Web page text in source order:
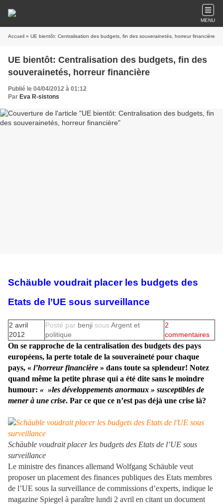
MENU
Accueil » UE bientôt: Centralisation des budgets, fin des souverainetés, horreur financière
UE bientôt: Centralisation des budgets, fin des
souverainetés, horreur financière
Publié le 04/04/2012 à 01:12
Par Eva R-sistons
Schäuble voudrait placer les budgets des
Etats de l’UE sous surveillance
2 avril
2012
Posté par benji sousArgent et
politique
2
commentaires
On se rapproche de la centralisation des budgets des pays
européens, la perte totale de la souveraineté pour chaque
pays, « l’horreur financière » dans toute sa splendeur! Notez
quand même la petite phrase qui a été dite sans le moindre
humour: « »les développements anormaux » susceptibles de
mener à une crise. Par ce que ce n’est pas déjà une crise là?
Schäuble voudrait placer les budgets des Etats de l’UE sous
surveillance
Le ministre des finances allemand Wolfgang Schäuble veut
proposer un placement des finances publiques des Etats membres
de l’UE sous la surveillance de commissions d’experts, indique le
magazine Spiegel à paraître lundi 2 avril en citant un document